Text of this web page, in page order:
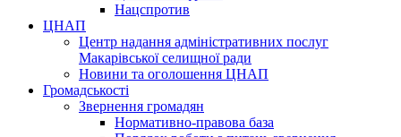
Нацспротив
ЦНАП
Центр надання адміністративних послуг
Макарівської селищної ради
Новини та оголошення ЦНАП
Громадськості
Звернення громадян
Нормативно-правова база